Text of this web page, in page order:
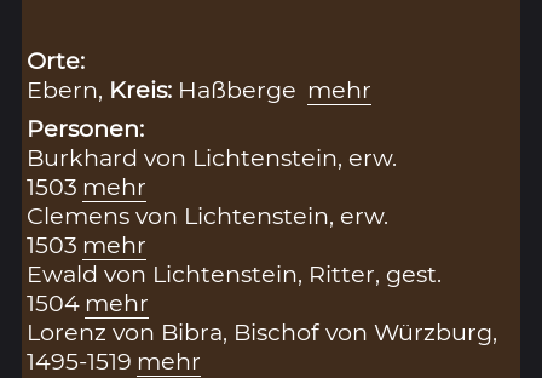
Orte:
Ebern, Kreis: Haßberge mehr
Personen:
Burkhard von Lichtenstein, erw.
1503 mehr
Clemens von Lichtenstein, erw.
1503 mehr
Ewald von Lichtenstein, Ritter, gest.
1504 mehr
Lorenz von Bibra, Bischof von Würzburg,
1495-1519 mehr